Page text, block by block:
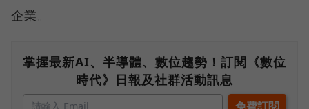
企業。
掌握最新AI、半導體、數位趨勢！訂閱《數位
時代》日報及社群活動訊息